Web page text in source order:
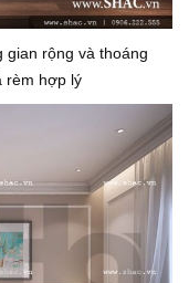
gian rộng và thoáng
rèm hợp lý